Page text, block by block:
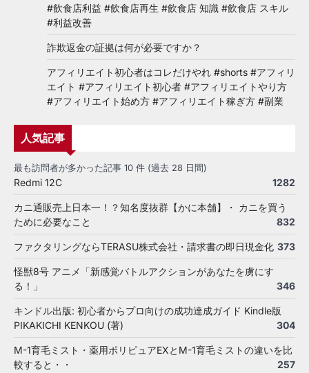
#飲食店利益 #飲食店再生 #飲食店 知識 #飲食店 スキル
#利益改善
詐欺返金の証拠は何が必要ですか？
アフィリエイト初心者はコレだけやれ #shorts #アフィリ
エイト #アフィリエイト初心者 #アフィリエイトやり方
#アフィリエイト始め方 #アフィリエイト稼ぎ方 #副業
人気記事
最も訪問者が多かった記事 10 件 (過去 28 日間)
Redmi 12C 1282
カニ通販売上日本一！？知名度抜群【かに本舗】・ カニを買う
ために必要なこと
832
ファクタリングならTERASU株式会社・請求書の即日現金化 373
怪獣8号 アニメ「新感覚バトルアクションがあなたを虜にす
る！」
346
キンドル出版: 初心者からプロ向けの成功達成ガイド Kindle版
PIKAKICHI KENKOU (著)
304
M-1育毛ミスト・薬用ポリピュアEXとM-1育毛ミストの違いを比
較すると・・
257